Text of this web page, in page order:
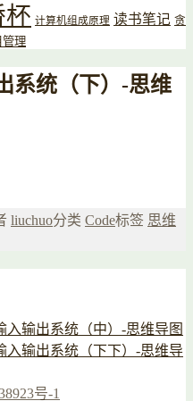
杯 计算机组成原理 读书笔记 贪
管理
系统（下）-思维
liuchuo分类 Code标签 思维
入输出系统（中）-思维导图
入输出系统（下下）-思维导
号-1